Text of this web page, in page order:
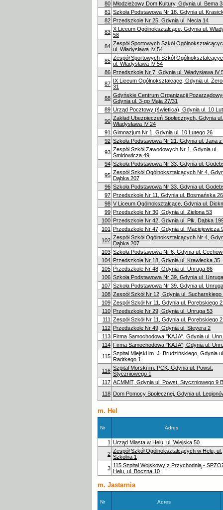
80 Młodzieżowy Dom Kultury, Gdynia ul. Bema
81 Szkoła Podstawowa Nr 18, Gdynia ul.
82 Przedszkole Nr 25, Gdynia ul. Necla 14
83 X Liceum Ogólnokształcące, Gdynia ul.
58
84 Zespół Sportowych Szkół
ul. Władysława IV 54
85 Zespół Sportowych Szkół
ul. Władysława IV 54
86 Przedszkole Nr 7, Gdynia ul. Władysława IV
87 IX Liceum Ogólnokształcące, Gdynia ul.
31
88 Gdyńskie Centrum Organizacji
Gdynia ul. 3-go Maja 27/31
89 Urząd Pocztowy (świetlica), Gdynia ul. 10
90 Zakład Ubezpieczeń Społecznych, Gdynia ul.
Władysława IV 24
91 Gimnazjum Nr 1, Gdynia ul. 10 Lutego 26
92 Szkoła Podstawowa Nr 21, Gdynia ul. Jana z
93 Zespół Szkół Zawodowych Nr 1, Gdynia ul.
Śmidowicza 49
94 Szkoła Podstawowa Nr 33, Gdynia ul.
95 Zespół Szkół Ogólnokształcących Nr 4,
Dąbka 207
96 Szkoła Podstawowa Nr 33, Gdynia ul.
97 Przedszkole Nr 11, Gdynia ul. Bosmańska 26
98 V Liceum Ogólnokształcące, Gdynia ul.
99 Przedszkole Nr 30, Gdynia ul. Zielona 53
100 Przedszkole Nr 42, Gdynia ul. Płk. Dąbka
101 Przedszkole Nr 47, Gdynia ul. Maciejewicza
102 Zespół Szkół Ogólnokształcących Nr 4,
Dąbka 207
103 Szkoła Podstawowa Nr 6, Gdynia ul.
104 Przedszkole Nr 18, Gdynia ul. Krawiecka 35
105 Przedszkole Nr 48, Gdynia ul. Unruga 86
106 Szkoła Podstawowa Nr 39, Gdynia ul.
107 Szkoła Podstawowa Nr 39, Gdynia ul.
108 Zespół Szkół Nr 12, Gdynia ul. Sucharskiego
109 Zespół Szkół Nr 11, Gdynia ul. Porębskiego
110 Przedszkole Nr 29, Gdynia ul. Unruga 53
111 Zespół Szkół Nr 11, Gdynia ul. Porębskiego
112 Przedszkole Nr 49, Gdynia ul. Steyera 2
113 Firma Samochodowa "KAJA", Gdynia ul.
114 Firma Samochodowa "KAJA", Gdynia ul.
115 Szpital Miejski im. J. Brudzińskiego, Gdynia
Radtkego 1
116 Szpital Morski im. PCK, Gdynia ul. Powst.
Styczniowego 1
117 ACMMiT, Gdynia ul. Powst. Styczniowego 9 B
118 Dom Pomocy Społecznej, Gdynia ul.
m. Hel
Nr Adres
1 Urząd Miasta w Helu, ul. Wiejska 50
2 Zespół Szkół Ogólnokształcących w Helu, ul.
Szkolna 1
3 115 Szpital Wojskowy z Przychodnią -
Helu, ul. Boczna 10
m. Jastarnia
Nr Adres